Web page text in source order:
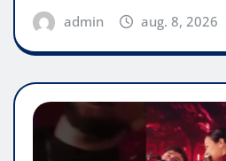
admin aug. 8, 2026